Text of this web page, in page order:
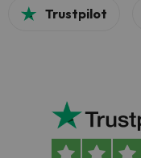
Trustpilot